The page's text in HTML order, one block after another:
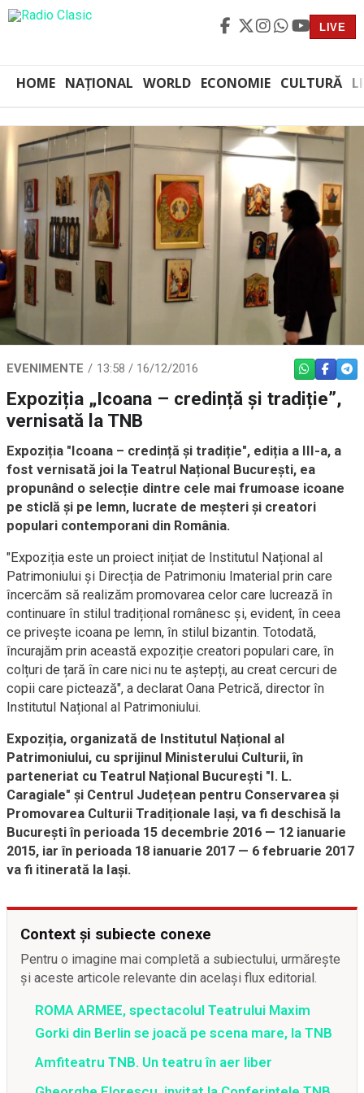
LIVE
HOME NAȚIONAL WORLD ECONOMIE CULTURĂ
EVENIMENTE 13:58 / 16/12/2016 WHATSAPP
Expoziția „Icoana – credință și tradiție”,
vernisată la TNB
Expoziția "Icoana – credință și tradiție", ediția a III-a, a
fost vernisată joi la Teatrul Național București, ea
propunând o selecție dintre cele mai frumoase icoane
pe sticlă și pe lemn, lucrate de meșteri și creatori
populari contemporani din România.
"Expoziția este un proiect inițiat de Institutul Național al
Patrimoniului și Direcția de Patrimoniu Imaterial prin care
încercăm să realizăm promovarea celor care lucrează în
continuare în stilul tradițional românesc și, evident, în ceea
ce privește icoana pe lemn, în stilul bizantin. Totodată,
încurajăm prin această expoziție creatori populari care, în
colțuri de țară în care nici nu te aștepți, au creat cercuri de
copii care pictează", a declarat Oana Petrică, director în
Institutul Național al Patrimoniului.
Expoziția, organizată de Institutul Național al
Patrimoniului, cu sprijinul Ministerului Culturii, în
parteneriat cu Teatrul Național București "I. L.
Caragiale" și Centrul Județean pentru Conservarea și
Promovarea Culturii Tradiționale Iași, va fi deschisă la
București în perioada 15 decembrie 2016 — 12 ianuarie
2015, iar în perioada 18 ianuarie 2017 — 6 februarie 2017
va fi itinerată la Iași.
Context și subiecte conexe
Pentru o imagine mai completă a subiectului, urmărește
și aceste articole relevante din același flux editorial.
ROMA ARMEE, spectacolul Teatrului Maxim
Gorki din Berlin se joacă pe scena mare, la TNB
Amfiteatru TNB. Un teatru în aer liber